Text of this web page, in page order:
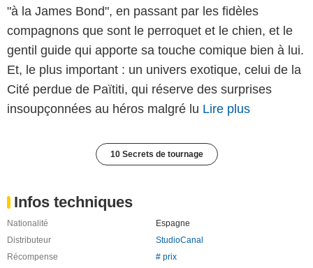
"à la James Bond", en passant par les fidèles
compagnons que sont le perroquet et le chien, et le
gentil guide qui apporte sa touche comique bien à lui.
Et, le plus important : un univers exotique, celui de la
Cité perdue de Païtiti, qui réserve des surprises
insoupçonnées au héros malgré lu Lire plus
10 Secrets de tournage
Infos techniques
Nationalité
Espagne
Distributeur
StudioCanal
Récompense
# prix